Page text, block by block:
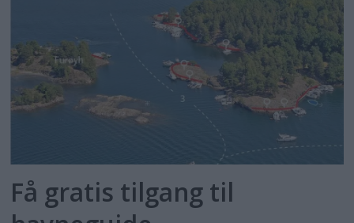
Få gratis tilgang til